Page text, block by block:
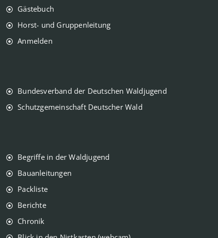
Gästebuch
Horst- und Gruppenleitung
Anmelden
Bundesverband der Deutschen Waldjugend
Schutzgemeinschaft Deutscher Wald
Begriffe in der Waldjugend
Bauanleitungen
Packliste
Berichte
Chronik